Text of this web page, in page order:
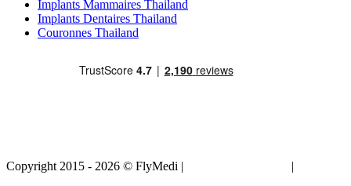
Implants Mammaires Thailand
Implants Dentaires Thailand
Couronnes Thailand
Copyright 2015 - 2026 © FlyMedi | |